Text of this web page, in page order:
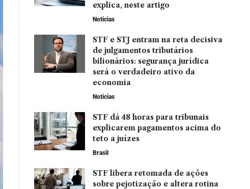
explica, neste artigo
Noticias
STF e STJ entram na reta decisiva
de julgamentos tributários
bilionários: segurança jurídica
será o verdadeiro ativo da
economia
Noticias
STF dá 48 horas para tribunais
explicarem pagamentos acima do
teto a juízes
Brasil
STF libera retomada de ações
sobre pejotização e altera rotina